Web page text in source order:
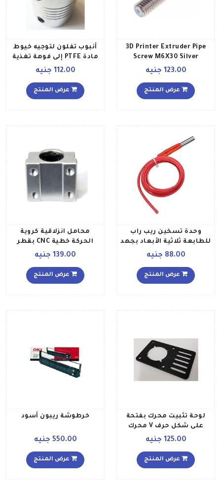
3D Printer Extruder Pipe
Screw M6X30 Silver
123.00 جنيه
عرض المنتج
أنبوب تفلون لتوجيه خيوط
مادة PTFE إلى فوهة تغذية
الطابعة ثلاثية الأبعاد أبيض
112.00 جنيه
عرض المنتج
وحدة تسخين ريب راب
للطابعة ثلاثية الأبعاد بجهد
88.00 جنيه
عرض المنتج
محامل انزلاقية كروية
الحركة خطية CNC بقطر
داخلي 12 مم طراز SCS12UU
139.00 جنيه
عرض المنتج
لوحة تثبيت محرك بفتحة
على شكل حرف V محرك
خطوي نيما 23 أسود
125.00 جنيه
عرض المنتج
خرطوشة ريبون أسود
550.00 جنيه
عرض المنتج